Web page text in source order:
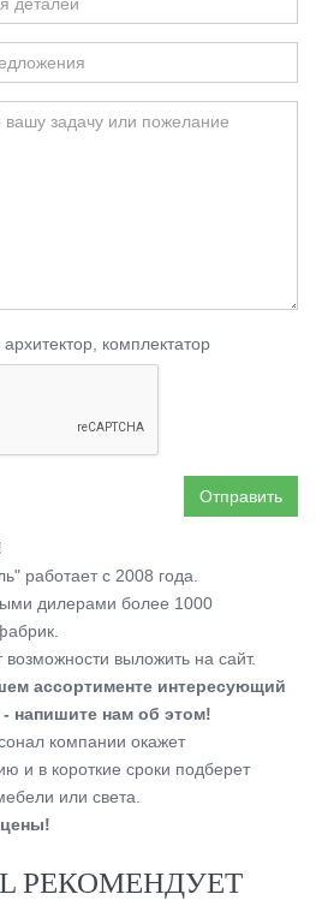
комплектатор
Отправить
работает с 2008 года.
дилерами более 1000
выложить на сайт.
ассортименте интересующий
напишите нам об этом!
компании окажет
и в короткие сроки подберет
или света.
РЕКОМЕНДУЕТ